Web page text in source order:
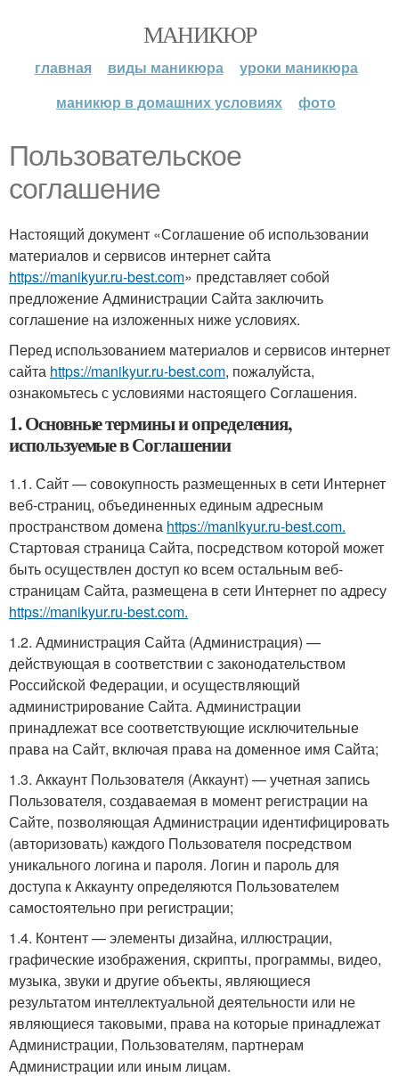
МАНИКЮР
главная виды маникюра
уроки маникюра
маникюр в домашних условиях
фото
Пользовательское
соглашение
Настоящий документ «Соглашение об использовании
материалов и сервисов интернет сайта
https://manikyur.ru-best.com» представляет собой
предложение Администрации Сайта заключить
соглашение на изложенных ниже условиях.
Перед использованием материалов и сервисов интернет
сайта https://manikyur.ru-best.com, пожалуйста,
ознакомьтесь с условиями настоящего Соглашения.
1. Основные термины и определения,
используемые в Соглашении
1.1. Сайт — совокупность размещенных в сети Интернет
веб-страниц, объединенных единым адресным
пространством домена https://manikyur.ru-best.com.
Стартовая страница Сайта, посредством которой может
быть осуществлен доступ ко всем остальным веб-
страницам Сайта, размещена в сети Интернет по адресу
https://manikyur.ru-best.com.
1.2. Администрация Сайта (Администрация) —
действующая в соответствии с законодательством
Российской Федерации, и осуществляющий
администрирование Сайта. Администрации
принадлежат все соответствующие исключительные
права на Сайт, включая права на доменное имя Сайта;
1.3. Аккаунт Пользователя (Аккаунт) — учетная запись
Пользователя, создаваемая в момент регистрации на
Сайте, позволяющая Администрации идентифицировать
(авторизовать) каждого Пользователя посредством
уникального логина и пароля. Логин и пароль для
доступа к Аккаунту определяются Пользователем
самостоятельно при регистрации;
1.4. Контент — элементы дизайна, иллюстрации,
графические изображения, скрипты, программы, видео,
музыка, звуки и другие объекты, являющиеся
результатом интеллектуальной деятельности или не
являющиеся таковыми, права на которые принадлежат
Администрации, Пользователям, партнерам
Администрации или иным лицам.